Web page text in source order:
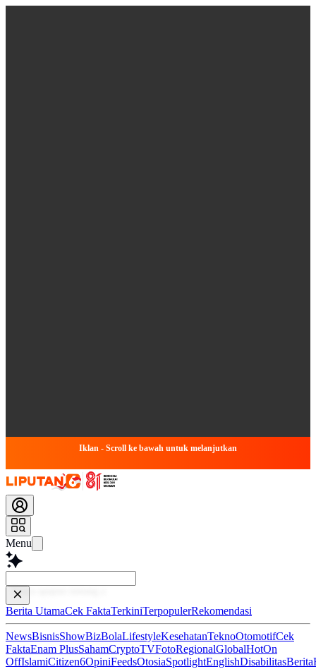
Iklan - Scroll ke bawah untuk melanjutkan
Menu
Baca
Berita UtamaCek FaktaTerkiniTerpopulerRekomendasi
NewsBisnisShowBizBolaLifestyleKesehatanTeknoOtomotifCek
FaktaEnam PlusSahamCryptoTVFotoRegionalGlobalHotOn
OffIslamiCitizen6OpiniFeedsOtosiaSpotlightEnglishDisabilitasBerita